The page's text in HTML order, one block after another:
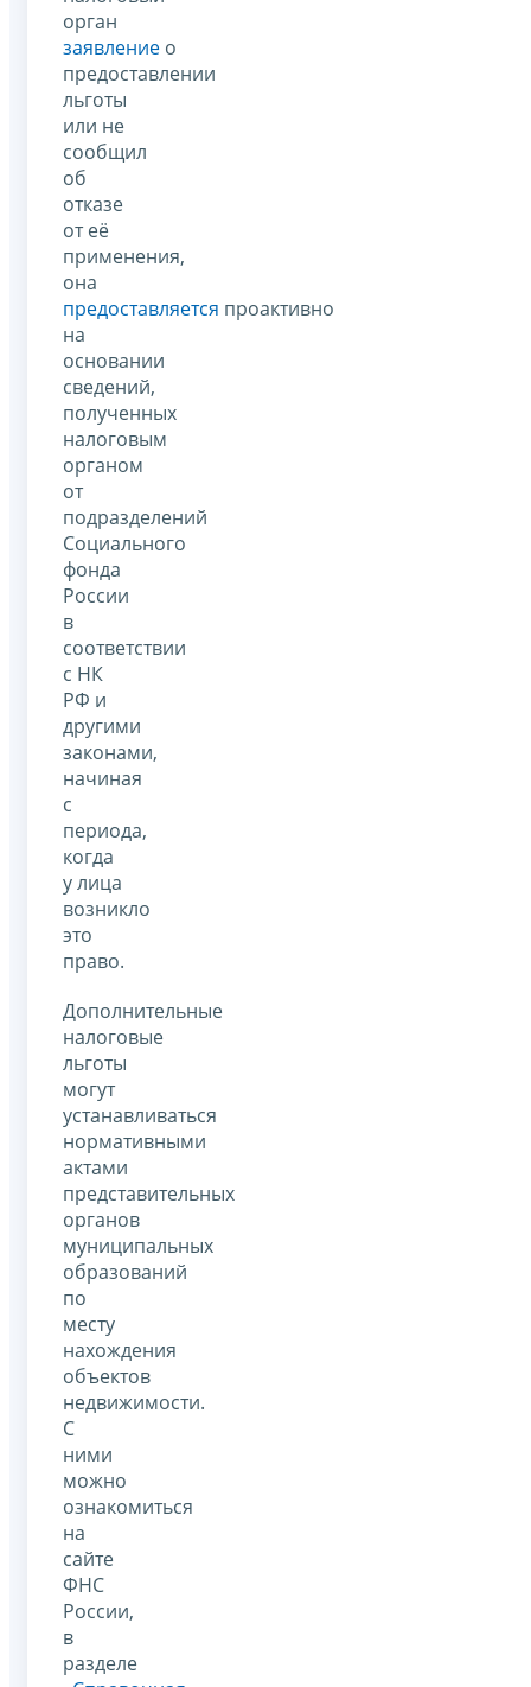
орган
заявление о
предоставлении
льготы
или не
сообщил
об
отказе
от её
применения,
она
предоставляется проактивно
на
основании
сведений,
полученных
налоговым
органом
от
подразделений
Социального
фонда
России
в
соответствии
с НК
РФ и
другими
законами,
начиная
с
периода,
когда
у лица
возникло
это
право.
Дополнительные
налоговые
льготы
могут
устанавливаться
нормативными
актами
представительных
органов
муниципальных
образований
по
месту
нахождения
объектов
недвижимости.
С
ними
можно
ознакомиться
на
сайте
ФНС
России,
в
разделе